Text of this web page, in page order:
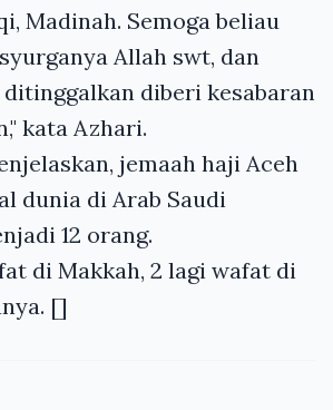
Madinah. Semoga beliau
Allah swt, dan
diberi kesabaran
kata Azhari.
jemaah haji Aceh
dunia di Arab Saudi
12 orang.
di Makkah, 2 lagi wafat di
[]